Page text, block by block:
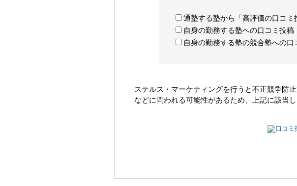
通塾する塾から「高評価の口コ
自身の勤務する塾への口コミ投
自身の勤務する塾の競合塾への
ステルス・マーケティングを行うと不正競争防
などに問われる可能性があるため、上記に該当